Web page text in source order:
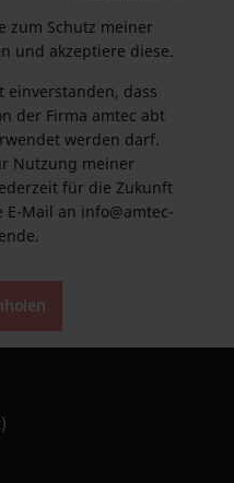
zum Schutz meiner
und akzeptiere diese.
einverstanden, dass
der Firma amtec abt
werden darf.
Nutzung meiner
für die Zukunft
Mail an info@amtec-